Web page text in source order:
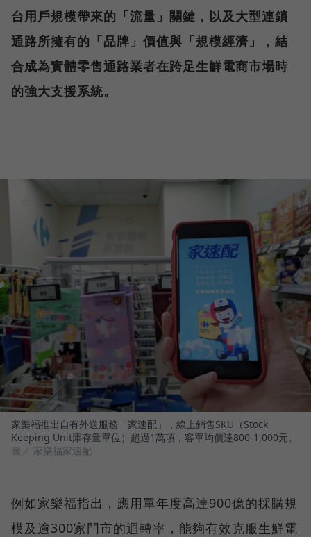
台用戶規模帶來的「流量」關鍵，以及大型連鎖
通路所擁有的「品牌」價值與「規模經濟」，結
合成為實體零售通路業者在跨足生鮮電商市場時
的強大支援系統。
家樂福推出自有外送服務「家速配」，線上銷售SKU（Stock
Keeping Unit庫存量單位）超過1萬項，客單均價達800-1,000元。
圖／ 家樂福家速配
例如家樂福指出，應用單年度高達900億的採購規
模及逾300家門市的迴轉率，能夠有效克服生鮮電